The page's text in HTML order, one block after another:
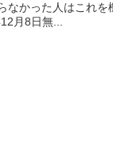
かった人はこれ
月8日無...